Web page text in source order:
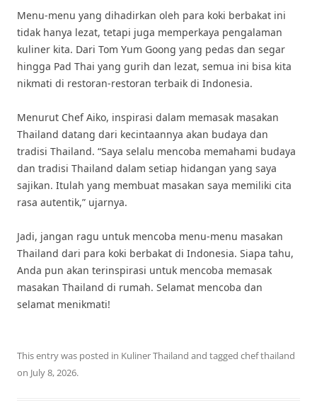
Menu-menu yang dihadirkan oleh para koki berbakat ini
tidak hanya lezat, tetapi juga memperkaya pengalaman
kuliner kita. Dari Tom Yum Goong yang pedas dan segar
hingga Pad Thai yang gurih dan lezat, semua ini bisa kita
nikmati di restoran-restoran terbaik di Indonesia.
Menurut Chef Aiko, inspirasi dalam memasak masakan
Thailand datang dari kecintaannya akan budaya dan
tradisi Thailand. “Saya selalu mencoba memahami budaya
dan tradisi Thailand dalam setiap hidangan yang saya
sajikan. Itulah yang membuat masakan saya memiliki cita
rasa autentik,” ujarnya.
Jadi, jangan ragu untuk mencoba menu-menu masakan
Thailand dari para koki berbakat di Indonesia. Siapa tahu,
Anda pun akan terinspirasi untuk mencoba memasak
masakan Thailand di rumah. Selamat mencoba dan
selamat menikmati!
This entry was posted in Kuliner Thailand and tagged chef thailand
on July 8, 2026.